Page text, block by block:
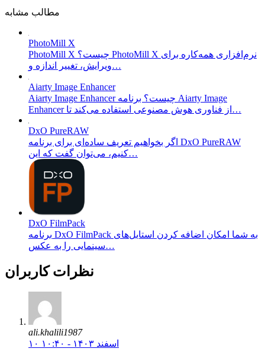
مطالب مشابه
PhotoMill X
PhotoMill X چیست؟ PhotoMill X نرم‌افزاری همه‌کاره برای
ویرایش، تغییر اندازه و…
Aiarty Image Enhancer
Aiarty Image Enhancer چیست؟ برنامه Aiarty Image
Enhancer از فناوری هوش مصنوعی استفاده می‌کند تا…
DxO PureRAW
اگر بخواهیم تعریف ساده‌ای برای برنامه DxO PureRAW
کنیم، می‌توان گفت که این…
DxO FilmPack
برنامه DxO FilmPack به شما امکان اضافه کردن استایل‌های
سینمایی را به عکس…
نظرات کاربران
ali.khalili1987
۱۰ اسفند ۱۴۰۳ - ۱۰:۴۰